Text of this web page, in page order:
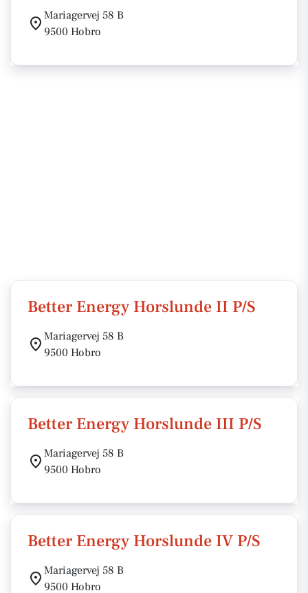
Mariagervej 58 B
9500 Hobro
Better Energy Horslunde II P/S
Mariagervej 58 B
9500 Hobro
Better Energy Horslunde III P/S
Mariagervej 58 B
9500 Hobro
Better Energy Horslunde IV P/S
Mariagervej 58 B
9500 Hobro